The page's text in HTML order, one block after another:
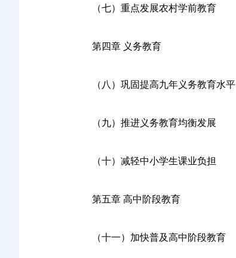
（七）重点发展农村学前教育
第四章 义务教育
（八）巩固提高九年义务教育水平
（九）推进义务教育均衡发展
（十）减轻中小学生课业负担
第五章 高中阶段教育
（十一）加快普及高中阶段教育